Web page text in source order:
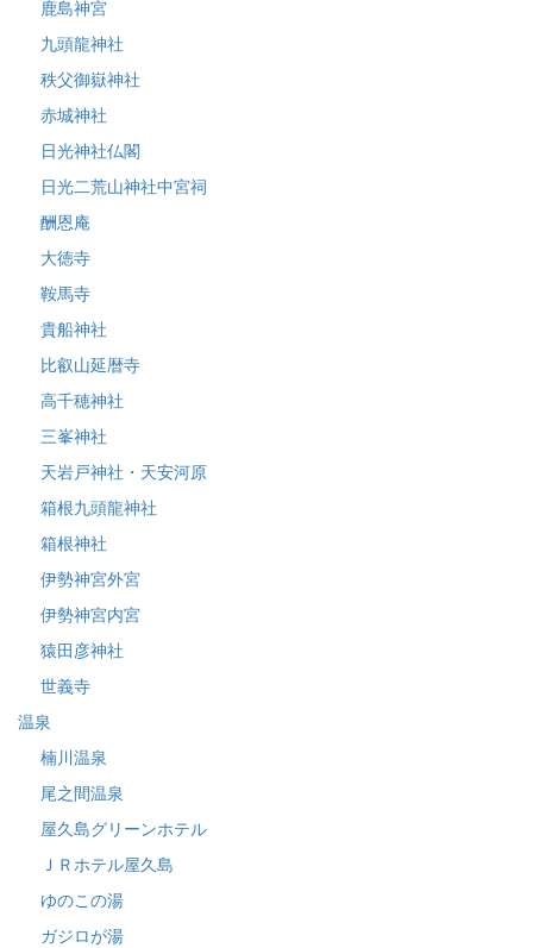
鹿島神宮
九頭龍神社
秩父御嶽神社
赤城神社
日光神社仏閣
日光二荒山神社中宮祠
酬恩庵
大徳寺
鞍馬寺
貴船神社
比叡山延暦寺
高千穂神社
三峯神社
天岩戸神社・天安河原
箱根九頭龍神社
箱根神社
伊勢神宮外宮
伊勢神宮内宮
猿田彦神社
世義寺
温泉
楠川温泉
尾之間温泉
屋久島グリーンホテル
ＪＲホテル屋久島
ゆのこの湯
ガジロが湯